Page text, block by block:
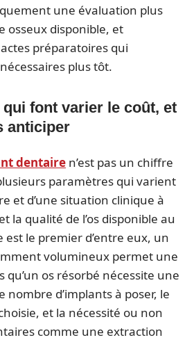
une évaluation plus
osseux disponible, et
préparatoires qui
plus tôt.
font varier le coût, et
anticiper
dentaire n’est pas un chiffre
paramètres qui varient
et d’une situation clinique à
la qualité de l’os disponible au
est le premier d’entre eux, un
volumineux permet une
qu’un os résorbé nécessite une
nombre d’implants à poser, le
et la nécessité ou non
comme une extraction